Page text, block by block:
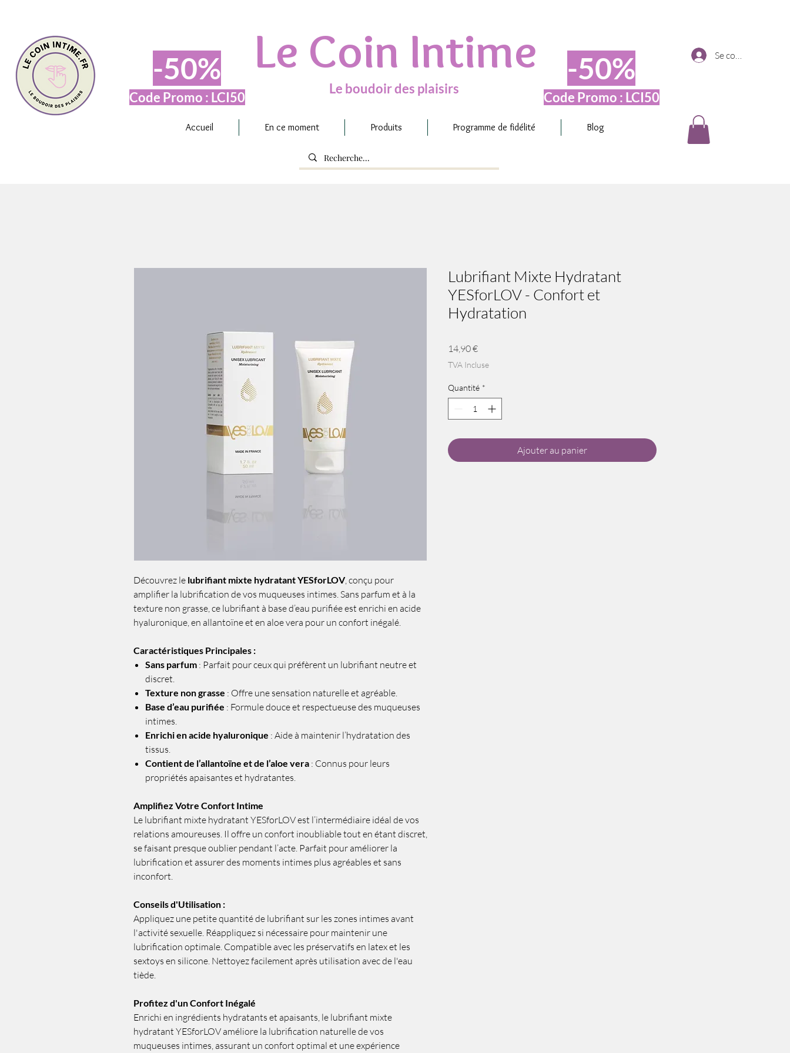
Le Coin Intime
Le boudoir des plaisirs
-50%
Code Promo : LCI50
-50%
Code Promo : LCI50
Accueil En ce moment Produits Programme de fidélité Blog
Se connecter
Découvrez le lubrifiant mixte hydratant YESforLOV, conçu pour
amplifier la lubrification de vos muqueuses intimes. Sans parfum et à la
texture non grasse, ce lubrifiant à base d’eau purifiée est enrichi en acide
hyaluronique, en allantoïne et en aloe vera pour un confort inégalé.
Caractéristiques Principales :
Sans parfum : Parfait pour ceux qui préfèrent un lubrifiant neutre et
discret.
Texture non grasse : Offre une sensation naturelle et agréable.
Base d’eau purifiée : Formule douce et respectueuse des muqueuses
intimes.
Enrichi en acide hyaluronique : Aide à maintenir l’hydratation des
tissus.
Contient de l’allantoïne et de l’aloe vera : Connus pour leurs
propriétés apaisantes et hydratantes.
Amplifiez Votre Confort Intime
Le lubrifiant mixte hydratant YESforLOV est l’intermédiaire idéal de vos
relations amoureuses. Il offre un confort inoubliable tout en étant discret,
se faisant presque oublier pendant l’acte. Parfait pour améliorer la
lubrification et assurer des moments intimes plus agréables et sans
inconfort.
Conseils d'Utilisation :
Appliquez une petite quantité de lubrifiant sur les zones intimes avant
l'activité sexuelle. Réappliquez si nécessaire pour maintenir une
lubrification optimale. Compatible avec les préservatifs en latex et les
sextoys en silicone. Nettoyez facilement après utilisation avec de l'eau
tiède.
Profitez d'un Confort Inégalé
Enrichi en ingrédients hydratants et apaisants, le lubrifiant mixte
hydratant YESforLOV améliore la lubrification naturelle de vos
muqueuses intimes, assurant un confort optimal et une expérience
Lubrifiant Mixte Hydratant
YESforLOV - Confort et
Hydratation
14,90 €Prix
TVA Incluse
Quantité *
Ajouter au panier